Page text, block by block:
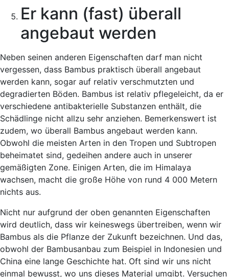
Er kann (fast) überall
angebaut werden
Neben seinen anderen Eigenschaften darf man nicht
vergessen, dass Bambus praktisch überall angebaut
werden kann, sogar auf relativ verschmutzten und
degradierten Böden. Bambus ist relativ pflegeleicht, da er
verschiedene antibakterielle Substanzen enthält, die
Schädlinge nicht allzu sehr anziehen. Bemerkenswert ist
zudem, wo überall Bambus angebaut werden kann.
Obwohl die meisten Arten in den Tropen und Subtropen
beheimatet sind, gedeihen andere auch in unserer
gemäßigten Zone. Einigen Arten, die im Himalaya
wachsen, macht die große Höhe von rund 4 000 Metern
nichts aus.
Nicht nur aufgrund der oben genannten Eigenschaften
wird deutlich, dass wir keineswegs übertreiben, wenn wir
Bambus als die Pflanze der Zukunft bezeichnen. Und das,
obwohl der Bambusanbau zum Beispiel in Indonesien und
China eine lange Geschichte hat. Oft sind wir uns nicht
einmal bewusst, wo uns dieses Material umgibt. Versuchen